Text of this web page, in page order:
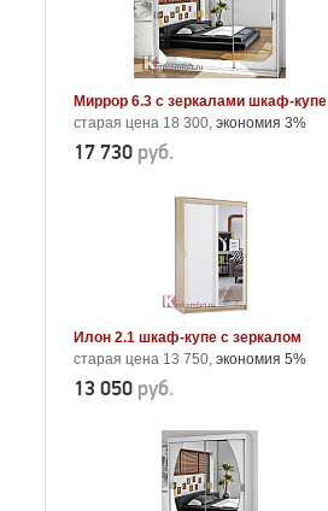
Миррор 6.3 с зеркалами шкаф-купе
старая цена 18 300, экономия 3%
17 730 руб.
Илон 2.1 шкаф-купе с зеркалом
старая цена 13 750, экономия 5%
13 050 руб.